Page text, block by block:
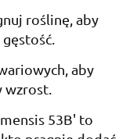
roślinę, aby
aby
53B' to